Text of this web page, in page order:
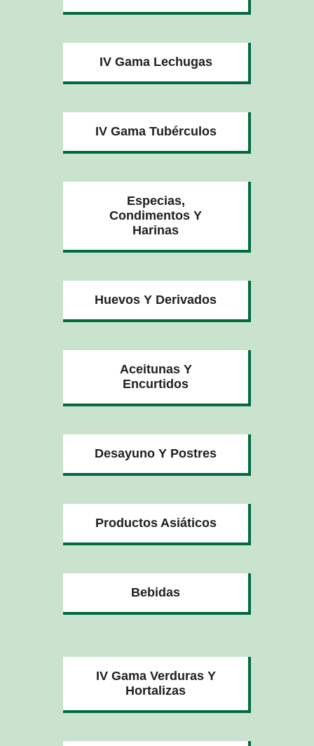
IV Gama Lechugas
IV Gama Tubérculos
Especias,
Condimentos Y
Harinas
Huevos Y Derivados
Aceitunas Y
Encurtidos
Desayuno Y Postres
Productos Asiáticos
Bebidas
IV Gama Verduras Y
Hortalizas